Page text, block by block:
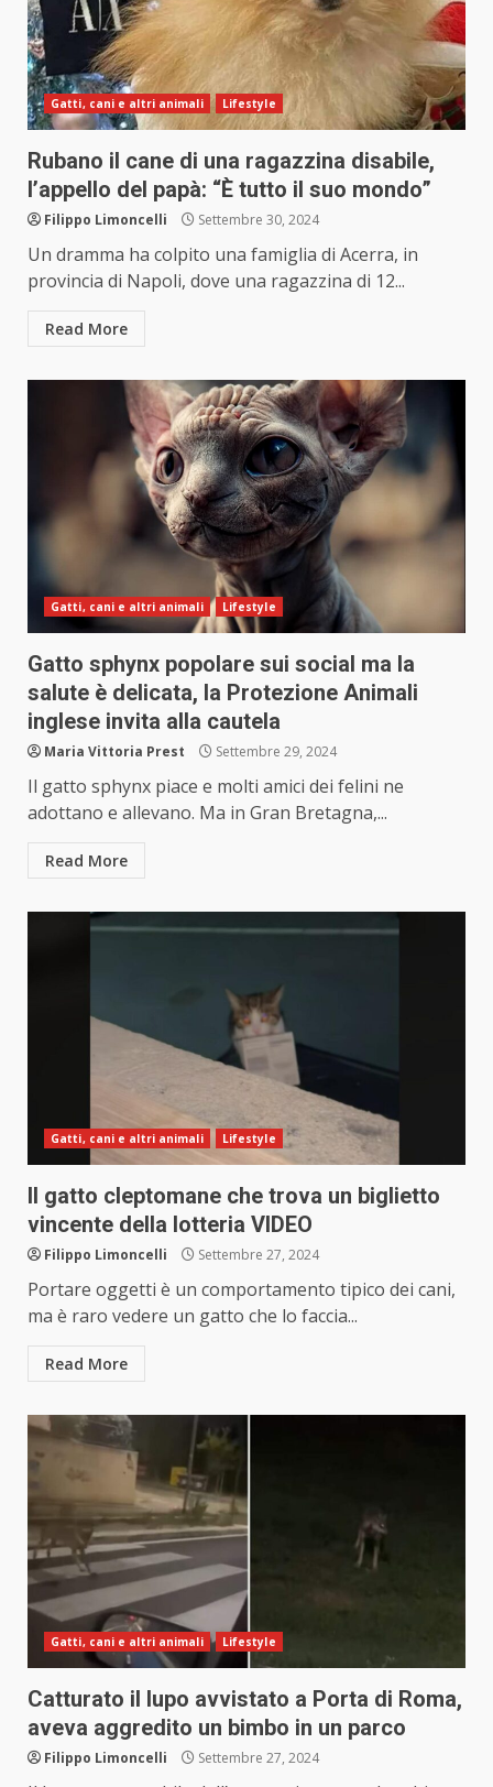
Gatti, cani e altri animali Lifestyle
Rubano il cane di una ragazzina disabile,
l’appello del papà: “È tutto il suo mondo”
Filippo Limoncelli Settembre 30, 2024
Un dramma ha colpito una famiglia di Acerra, in
provincia di Napoli, dove una ragazzina di 12...
Read More
Gatti, cani e altri animali Lifestyle
Gatto sphynx popolare sui social ma la
salute è delicata, la Protezione Animali
inglese invita alla cautela
Maria Vittoria Prest Settembre 29, 2024
Il gatto sphynx piace e molti amici dei felini ne
adottano e allevano. Ma in Gran Bretagna,...
Read More
Gatti, cani e altri animali Lifestyle
Il gatto cleptomane che trova un biglietto
vincente della lotteria VIDEO
Filippo Limoncelli Settembre 27, 2024
Portare oggetti è un comportamento tipico dei cani,
ma è raro vedere un gatto che lo faccia...
Read More
Gatti, cani e altri animali Lifestyle
Catturato il lupo avvistato a Porta di Roma,
aveva aggredito un bimbo in un parco
Filippo Limoncelli Settembre 27, 2024